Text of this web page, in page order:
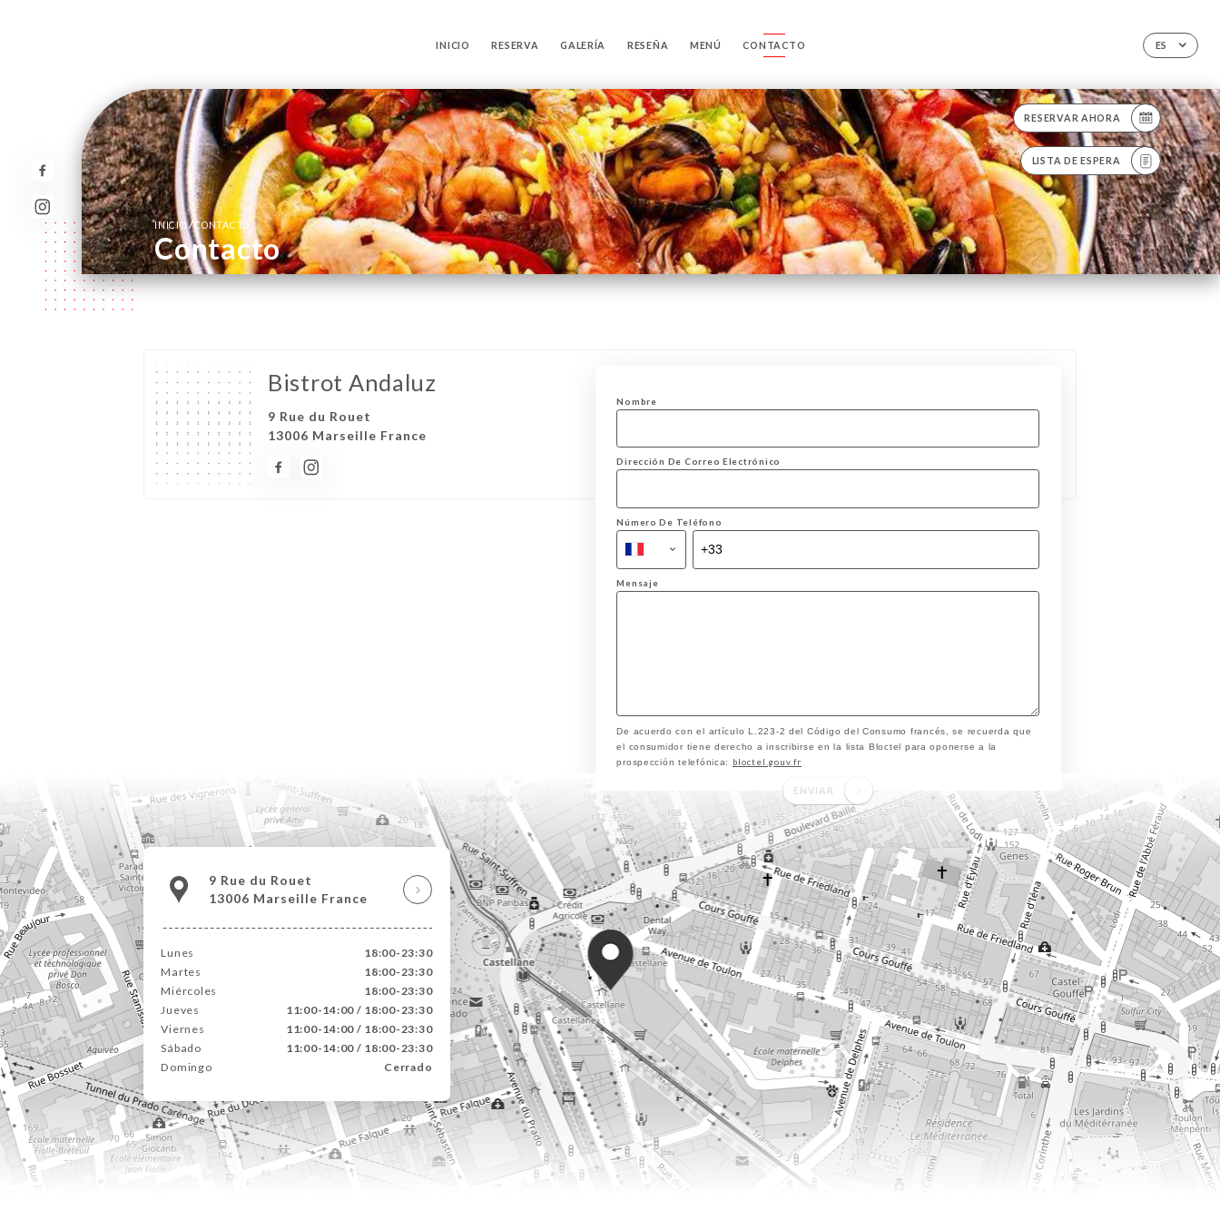
ES
INICIO RESERVA GALERÍA RESEÑA MENÚ CONTACTO
RESERVAR AHORA
LISTA DE ESPERA
INICIO/CONTACTO
Contacto
Bistrot Andaluz
9 Rue du Rouet
13006 Marseille France
Nombre
Dirección De Correo Electrónico
Número De Teléfono
Mensaje
De acuerdo con el artículo L.223-2 del Código del Consumo francés, se recuerda que
el consumidor tiene derecho a inscribirse en la lista Bloctel para oponerse a la
prospección telefónica: bloctel.gouv.fr
ENVIAR
9 Rue du Rouet
13006 Marseille France
Lunes
18:00-23:30
Martes
18:00-23:30
Miércoles
18:00-23:30
Jueves
11:00-14:00 / 18:00-23:30
Viernes
11:00-14:00 / 18:00-23:30
Sábado
11:00-14:00 / 18:00-23:30
Domingo
Cerrado